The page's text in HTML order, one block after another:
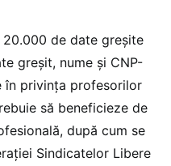
de date greșite
greșit, nume și CNP-
în privința profesorilor
să beneficieze de
după cum se
Sindicatelor Libere